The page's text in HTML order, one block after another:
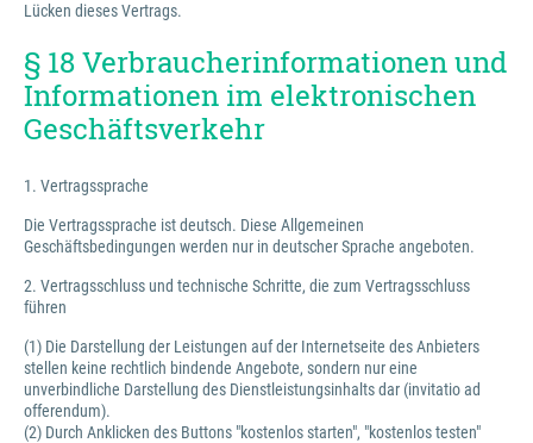
Lücken dieses Vertrags.
§ 18 Verbraucherinformationen und
Informationen im elektronischen
Geschäftsverkehr
1. Vertragssprache
Die Vertragssprache ist deutsch. Diese Allgemeinen
Geschäftsbedingungen werden nur in deutscher Sprache angeboten.
2. Vertragsschluss und technische Schritte, die zum Vertragsschluss
führen
(1) Die Darstellung der Leistungen auf der Internetseite des Anbieters
stellen keine rechtlich bindende Angebote, sondern nur eine
unverbindliche Darstellung des Dienstleistungsinhalts dar (invitatio ad
offerendum).
(2) Durch Anklicken des Buttons "kostenlos starten", "kostenlos testen"